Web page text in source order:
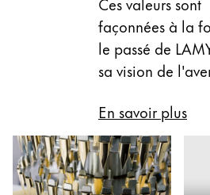
Corporate Culture
Responsabilité
Esprit pionnier
Carrière
façonnées à la
le passé de
sa vision de
En savoir plus